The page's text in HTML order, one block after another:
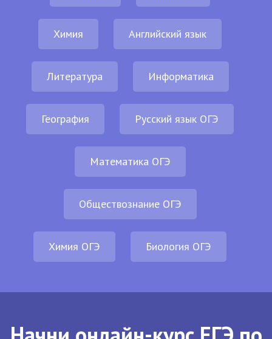
Химия Английский язык
Литература Информатика
География Русский язык ОГЭ
Математика ОГЭ
Обществознание ОГЭ
Химия ОГЭ Биология ОГЭ